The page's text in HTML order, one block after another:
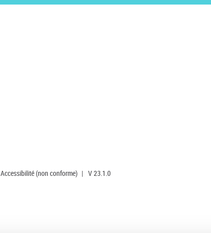
Accessibilité (non conforme) | V 23.1.0